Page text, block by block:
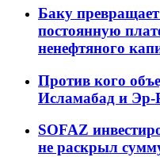
Баку
постоянную
ненефтяного
Против кого
Исламабад и Эр-
SOFAZ
не раскрыл